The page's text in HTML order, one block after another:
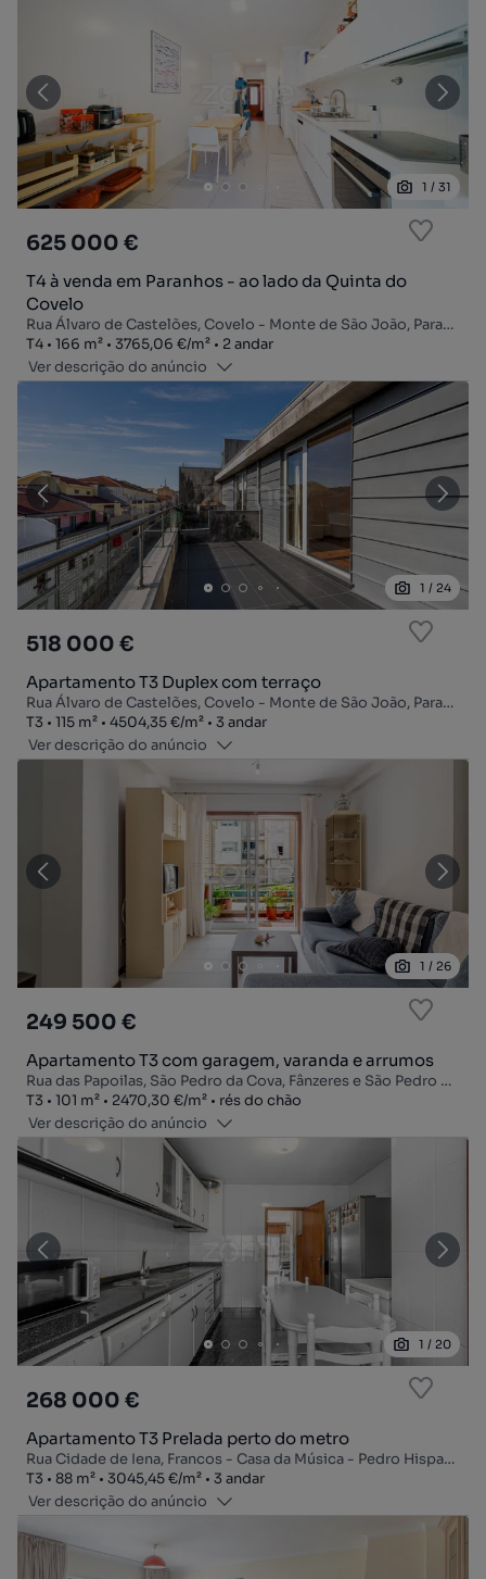
1 / 31
625 000 €
T4 à venda em Paranhos - ao lado da Quinta do
Covelo
Rua Álvaro de Castelões, Covelo - Monte de São João, Paranhos, Porto, Porto
Tipologia
T4
Zona166 m²
Preço por metro quadrado
3765,06 €/m²
Andar
2 andar
Ver descrição do anúncio
1 / 24
518 000 €
Apartamento T3 Duplex com terraço
Rua Álvaro de Castelões, Covelo - Monte de São João, Paranhos, Porto, Porto
Tipologia
T3
Zona115 m²
Preço por metro quadrado
4504,35 €/m²
Andar
3 andar
Ver descrição do anúncio
1 / 26
249 500 €
Apartamento T3 com garagem, varanda e arrumos
Rua das Papoilas, São Pedro da Cova, Fânzeres e São Pedro da Cova, Gondomar, Porto
Tipologia
T3
Zona101 m²
Preço por metro quadrado
2470,30 €/m²
Andar
rés do chão
Ver descrição do anúncio
1 / 20
268 000 €
Apartamento T3 Prelada perto do metro
Rua Cidade de Iena, Francos - Casa da Música - Pedro Hispano, Ramalde, Porto, Porto
Tipologia
T3
Zona88 m²
Preço por metro quadrado
3045,45 €/m²
Andar
3 andar
Ver descrição do anúncio